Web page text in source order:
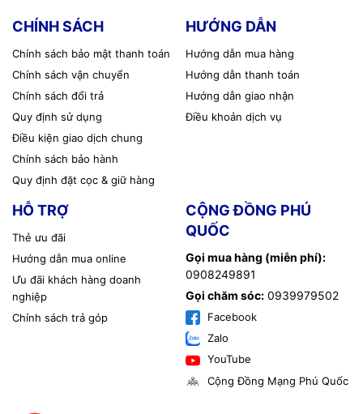
CHÍNH SÁCH
Chính sách bảo mật thanh toán
Chính sách vận chuyển
Chính sách đổi trả
Quy định sử dụng
Điều kiện giao dịch chung
Chính sách bảo hành
Quy định đặt cọc & giữ hàng
HƯỚNG DẪN
Hướng dẫn mua hàng
Hướng dẫn thanh toán
Hướng dẫn giao nhận
Điều khoản dịch vụ
HỖ TRỢ
Thẻ ưu đãi
Hướng dẫn mua online
Ưu đãi khách hàng doanh
nghiệp
Chính sách trả góp
CỘNG ĐỒNG PHÚ
QUỐC
Gọi mua hàng (miễn phí):
0908249891
Gọi chăm sóc: 0939979502
Facebook
Zalo
YouTube
Cộng Đồng Mạng Phú Quốc